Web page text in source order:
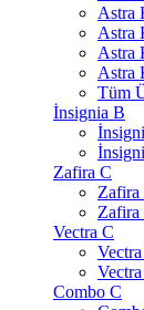
Astra
Astra
Astra
Astra
Tüm
İnsignia B
Zafira C
Zafira
Zafira
Vectra C
Combo C